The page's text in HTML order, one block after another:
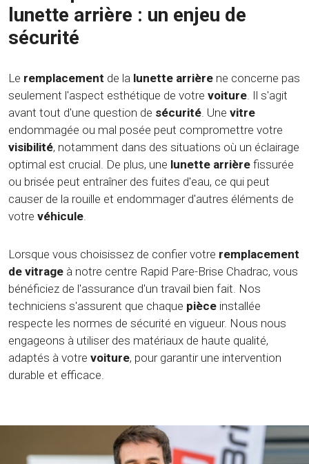
lunette arrière : un enjeu de
sécurité
Le remplacement de la lunette arrière ne concerne pas
seulement l'aspect esthétique de votre voiture. Il s'agit
avant tout d'une question de sécurité. Une vitre
endommagée ou mal posée peut compromettre votre
visibilité, notamment dans des situations où un éclairage
optimal est crucial. De plus, une lunette arrière fissurée
ou brisée peut entraîner des fuites d'eau, ce qui peut
causer de la rouille et endommager d'autres éléments de
votre véhicule.
Lorsque vous choisissez de confier votre remplacement
de vitrage à notre centre Rapid Pare-Brise Chadrac, vous
bénéficiez de l'assurance d'un travail bien fait. Nos
techniciens s'assurent que chaque pièce installée
respecte les normes de sécurité en vigueur. Nous nous
engageons à utiliser des matériaux de haute qualité,
adaptés à votre voiture, pour garantir une intervention
durable et efficace.